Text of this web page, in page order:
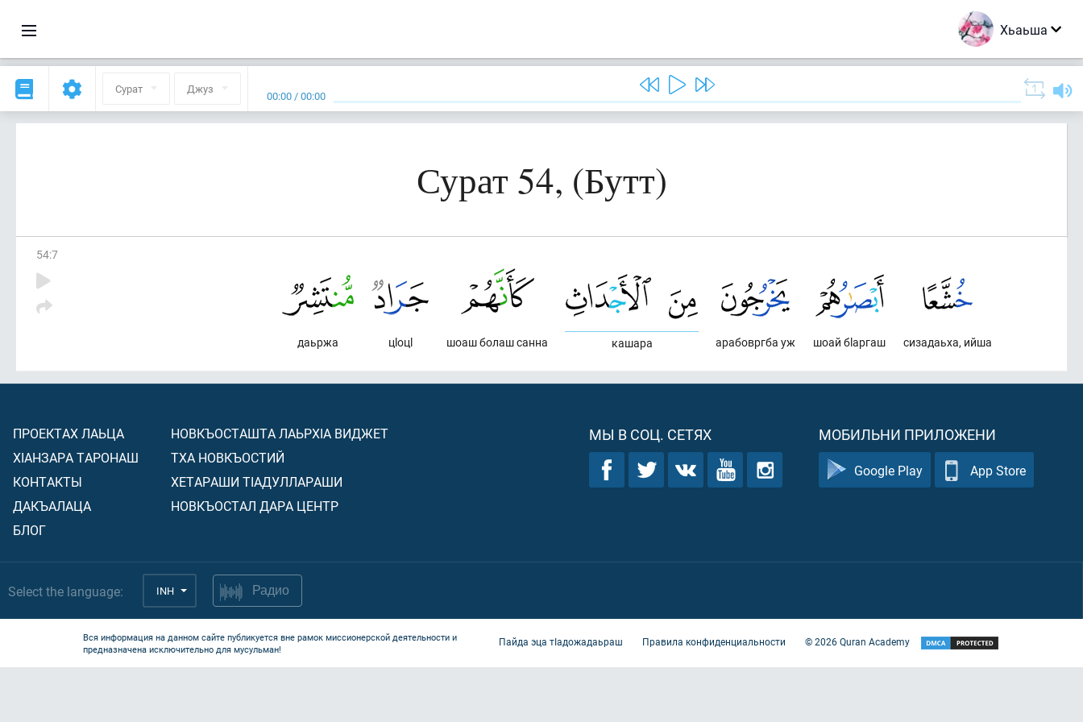
Хьаьша
Сурат Джуз 00:00 /00:00
Сурат 54, (Бутт)
54:7
сизадаьха, ийша
шоай бlаргаш
арабовргба уж
кашара
шоаш болаш санна
цlоцl
даьржа
ПРОЕКТАХ ЛАЬЦА
ХIАНЗАРА ТАРОНАШ
КОНТАКТЫ
ДАКЪАЛАЦА
БЛОГ
НОВКЪОСТАШТА ЛАЬРХIА ВИДЖЕТ
ТХА НОВКЪОСТИЙ
ХЕТАРАШИ ТIАДУЛЛАРАШИ
НОВКЪОСТАЛ ДАРА ЦЕНТР
МЫ В СОЦ. СЕТЯХ МОБИЛЬНИ ПРИЛОЖЕНИ
Google Play App Store
Select the language: INH Радио
Вся информация на данном сайте публикуется вне рамок миссионерской деятельности и
предназначена исключительно для мусульман!
Пайда эца тIадожадаьраш Правила конфиденциальности ©2026Quran Academy